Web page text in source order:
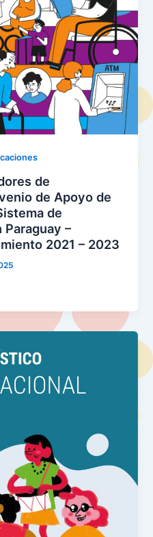
de
de Apoyo de
de
–
2021 – 2023